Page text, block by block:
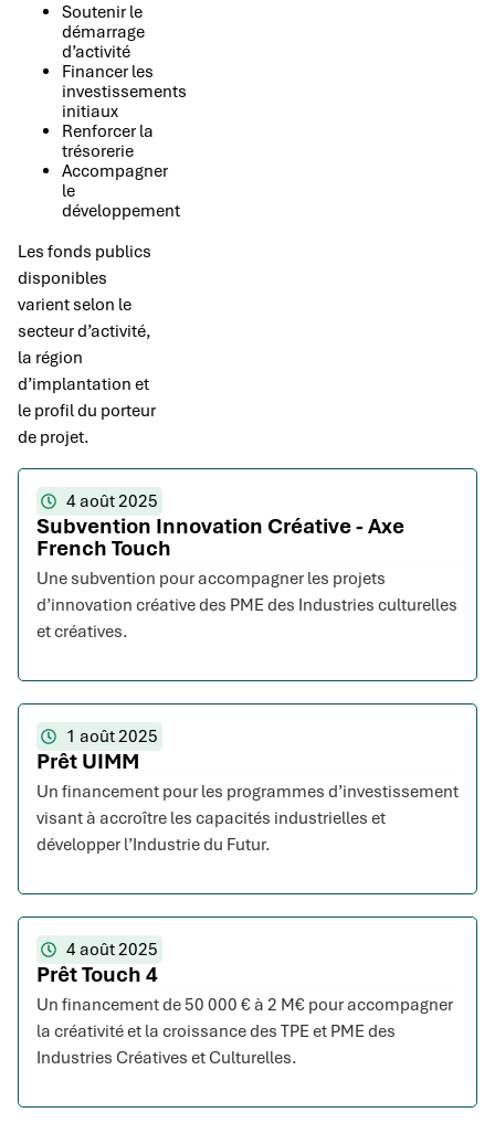
Soutenir le
démarrage
d’activité
Financer les
investissements
initiaux
Renforcer la
trésorerie
Accompagner
le
développement
Les fonds publics
disponibles
varient selon le
secteur d’activité,
la région
d’implantation et
le profil du porteur
de projet.
4 août 2025
Subvention Innovation Créative - Axe
French Touch
Une subvention pour accompagner les projets
d’innovation créative des PME des Industries culturelles
et créatives.
1 août 2025
Prêt UIMM
Un financement pour les programmes d’investissement
visant à accroître les capacités industrielles et
développer l’Industrie du Futur.
4 août 2025
Prêt Touch 4
Un financement de 50 000 € à 2 M€ pour accompagner
la créativité et la croissance des TPE et PME des
Industries Créatives et Culturelles.